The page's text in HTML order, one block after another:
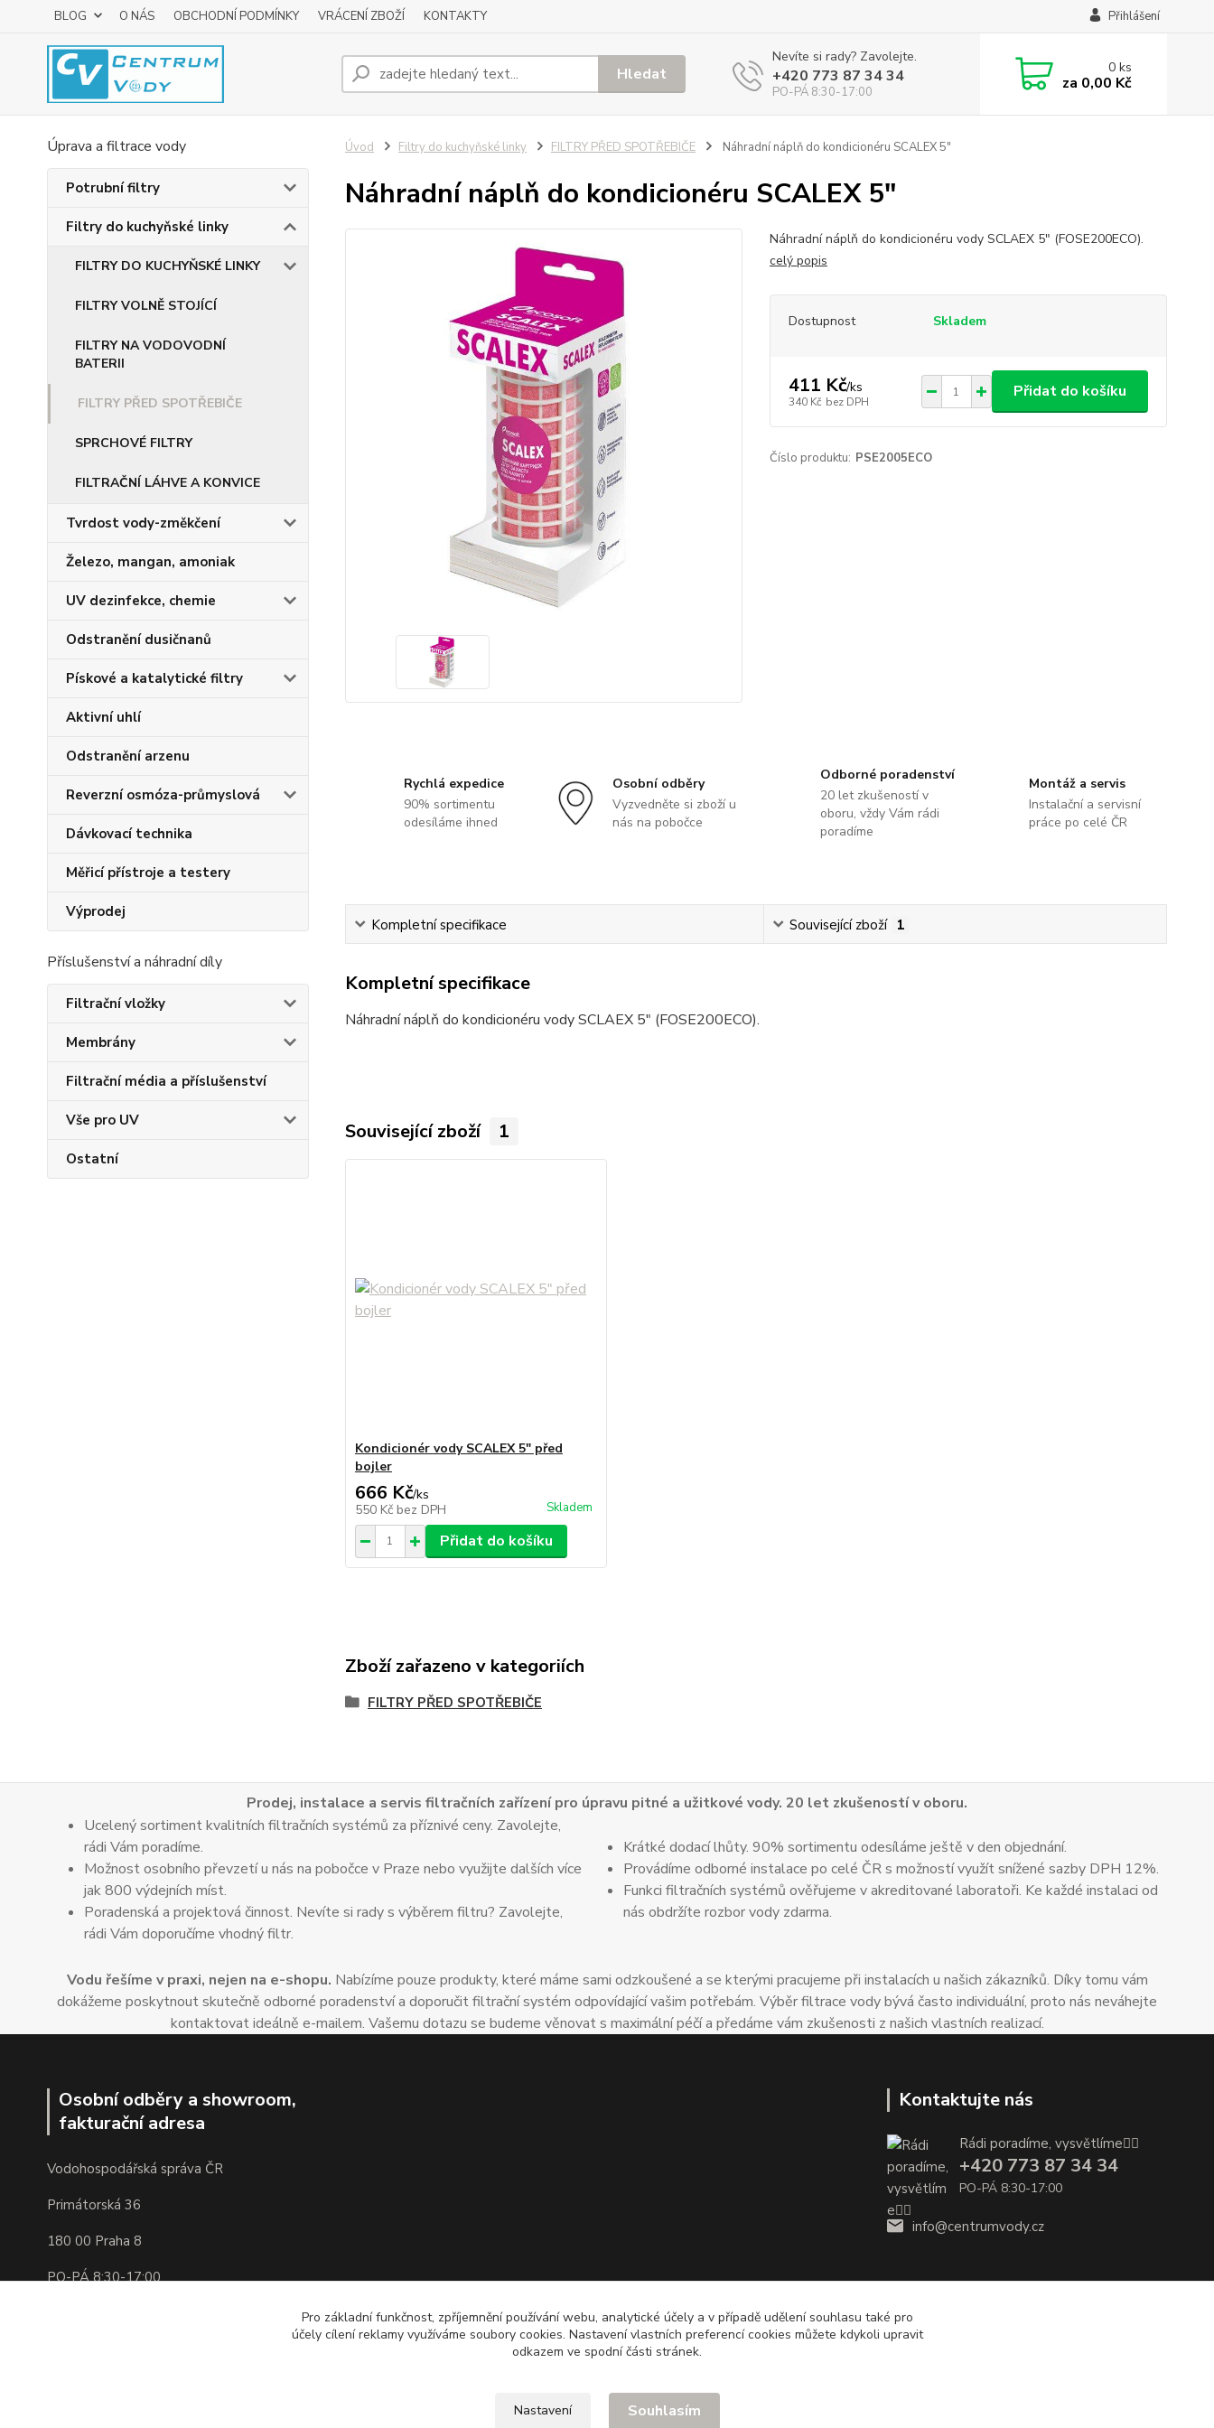
BLOG O NÁS OBCHODNÍ PODMÍNKY VRÁCENÍ ZBOŽÍ KONTAKTY Přihlášení
Hledat
Nevíte si rady? Zavolejte.
+420 773 87 34 34
PO-PÁ 8:30-17:00
0ks
za 0,00 Kč
Úprava a filtrace vody
Potrubní filtry
Filtry do kuchyňské linky
FILTRY DO KUCHYŇSKÉ LINKY
FILTRY VOLNĚ STOJÍCÍ
FILTRY NA VODOVODNÍ
BATERII
FILTRY PŘED SPOTŘEBIČE
SPRCHOVÉ FILTRY
FILTRAČNÍ LÁHVE A KONVICE
Tvrdost vody-změkčení
Železo, mangan, amoniak
UV dezinfekce, chemie
Odstranění dusičnanů
Pískové a katalytické filtry
Aktivní uhlí
Odstranění arzenu
Reverzní osmóza-průmyslová
Dávkovací technika
Měřicí přístroje a testery
Výprodej
Příslušenství a náhradní díly
Filtrační vložky
Membrány
Filtrační média a příslušenství
Vše pro UV
Ostatní
Úvod Filtry do kuchyňské linky FILTRY PŘED SPOTŘEBIČE Náhradní náplň do kondicionéru SCALEX 5"
Náhradní náplň do kondicionéru SCALEX 5"
Náhradní náplň do kondicionéru vody SCLAEX 5" (FOSE200ECO).
celý popis
Dostupnost Skladem
411 Kč/ks
340 Kč bez DPH
Přidat do košíku
Číslo produktu: PSE2005ECO
Rychlá expedice
90% sortimentu
odesíláme ihned
Osobní odběry
Vyzvedněte si zboží u
nás na pobočce
Odborné poradenství
20 let zkušeností v
oboru, vždy Vám rádi
poradíme
Montáž a servis
Instalační a servisní
práce po celé ČR
Kompletní specifikace Související zboží 1
Kompletní specifikace
Náhradní náplň do kondicionéru vody SCLAEX 5" (FOSE200ECO).
Související zboží 1
Kondicionér vody SCALEX 5" před
bojler
666 Kč/ks
550 Kč bez DPH Skladem
Přidat do košíku
Zboží zařazeno v kategoriích
FILTRY PŘED SPOTŘEBIČE
Prodej, instalace a servis filtračních zařízení pro úpravu pitné a užitkové vody. 20 let zkušeností v oboru.
Ucelený sortiment kvalitních filtračních systémů za příznivé ceny. Zavolejte,
rádi Vám poradíme.
Možnost osobního převzetí u nás na pobočce v Praze nebo využijte dalších více
jak 800 výdejních míst.
Poradenská a projektová činnost. Nevíte si rady s výběrem filtru? Zavolejte,
rádi Vám doporučíme vhodný filtr.
Krátké dodací lhůty. 90% sortimentu odesíláme ještě v den objednání.
Provádíme odborné instalace po celé ČR s možností využít snížené sazby DPH 12%.
Funkci filtračních systémů ověřujeme v akreditované laboratoři. Ke každé instalaci od
nás obdržíte rozbor vody zdarma.
Vodu řešíme v praxi, nejen na e-shopu. Nabízíme pouze produkty, které máme sami odzkoušené a se kterými pracujeme při instalacích u našich zákazníků. Díky tomu vám
dokážeme poskytnout skutečně odborné poradenství a doporučit filtrační systém odpovídající vašim potřebám. Výběr filtrace vody bývá často individuální, proto nás neváhejte
kontaktovat ideálně e-mailem. Vašemu dotazu se budeme věnovat s maximální péčí a předáme vám zkušenosti z našich vlastních realizací.
Osobní odběry a showroom,
fakturační adresa
Vodohospodářská správa ČR
Primátorská 36
180 00 Praha 8
PO-PÁ 8:30-17:00
Kontaktujte nás
Rádi poradíme, vysvětlíme👌🏼
+420 773 87 34 34
PO-PÁ 8:30-17:00
info@centrumvody.cz
Pro základní funkčnost, zpříjemnění používání webu, analytické účely a v případě udělení souhlasu také pro
účely cílení reklamy využíváme soubory cookies. Nastavení vlastních preferencí cookies můžete kdykoli upravit
odkazem ve spodní části stránek.
Nastavení Souhlasím